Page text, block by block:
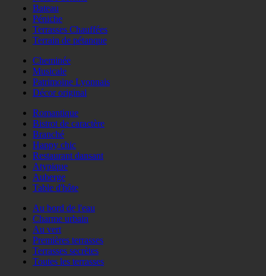
Bateau
Péniche
Terrasses Chauffées
Terrain de pétanque
Cheminée
Musicale
Patrimoine Lyonnais
Décor original
Romantique
Bistrot de caractère
Branché
Happy chic
Restaurant dansant
Atypique
Auberge
Table d'hôte
Au bord de l'eau
Charme urbain
Au vert
Premières terrasses
Terrasses secrètes
Toutes les terrasses